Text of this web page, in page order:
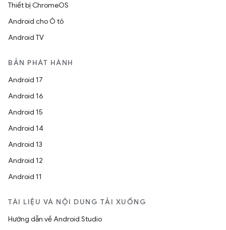
Thiết bị ChromeOS
Android cho Ô tô
Android TV
BẢN PHÁT HÀNH
Android 17
Android 16
Android 15
Android 14
Android 13
Android 12
Android 11
TÀI LIỆU VÀ NỘI DUNG TẢI XUỐNG
Hướng dẫn về Android Studio